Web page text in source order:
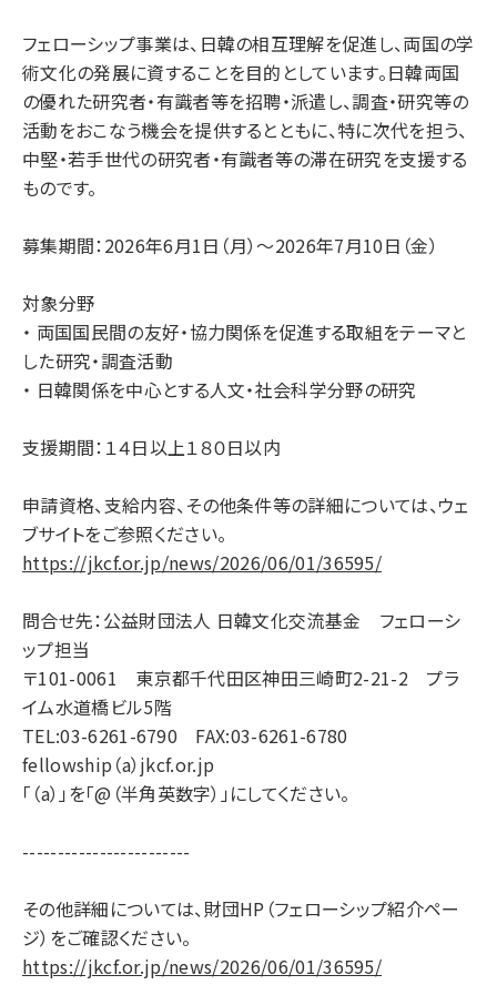
フェローシップ事業は、日韓の相互理解を促進し、両国の学
術文化の発展に資することを目的としています。日韓両国
の優れた研究者・有識者等を招聘・派遣し、調査・研究等の
活動をおこなう機会を提供するとともに、特に次代を担う、
中堅・若手世代の研究者・有識者等の滞在研究を支援する
ものです。
募集期間：2026年6月1日（月）～2026年7月10日（金）
対象分野
・ 両国国民間の友好・協力関係を促進する取組をテーマと
した研究・調査活動
・ 日韓関係を中心とする人文・社会科学分野の研究
支援期間：１４日以上１８０日以内
申請資格、支給内容、その他条件等の詳細については、ウェ
ブサイトをご参照ください。
https://jkcf.or.jp/news/2026/06/01/36595/
問合せ先：公益財団法人 日韓文化交流基金 フェローシ
ップ担当
〒101-0061 東京都千代田区神田三崎町2-21-2 プラ
イム水道橋ビル5階
TEL:03-6261-6790 FAX:03-6261-6780
fellowship（a）jkcf.or.jp
「（a）」を「@（半角英数字）」にしてください。
------------------------
その他詳細については、財団HP（フェローシップ紹介ペー
ジ）をご確認ください。
https://jkcf.or.jp/news/2026/06/01/36595/